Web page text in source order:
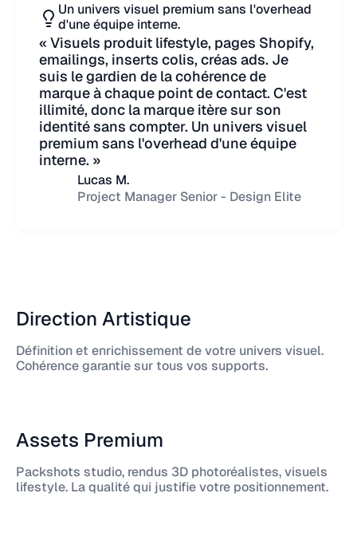
Un univers visuel premium sans l'overhead
d'une équipe interne.
« Visuels produit lifestyle, pages Shopify,
emailings, inserts colis, créas ads. Je
suis le gardien de la cohérence de
marque à chaque point de contact. C'est
illimité, donc la marque itère sur son
identité sans compter. Un univers visuel
premium sans l'overhead d'une équipe
interne. »
Lucas M.
Project Manager Senior - Design Elite
Direction Artistique
Définition et enrichissement de votre univers visuel.
Cohérence garantie sur tous vos supports.
Assets Premium
Packshots studio, rendus 3D photoréalistes, visuels
lifestyle. La qualité qui justifie votre positionnement.